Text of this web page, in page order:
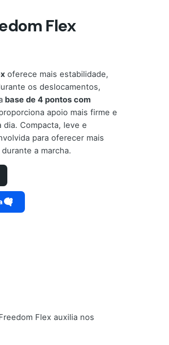
Flex
oferece mais estabilidade,
os deslocamentos,
base de 4 pontos com
apoio mais firme e
dia. Compacta, leve e
para oferecer mais
a marcha.
Flex auxilia nos